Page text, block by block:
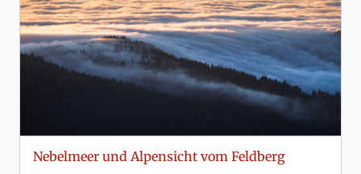
Nebelmeer und Alpensicht vom Feldberg